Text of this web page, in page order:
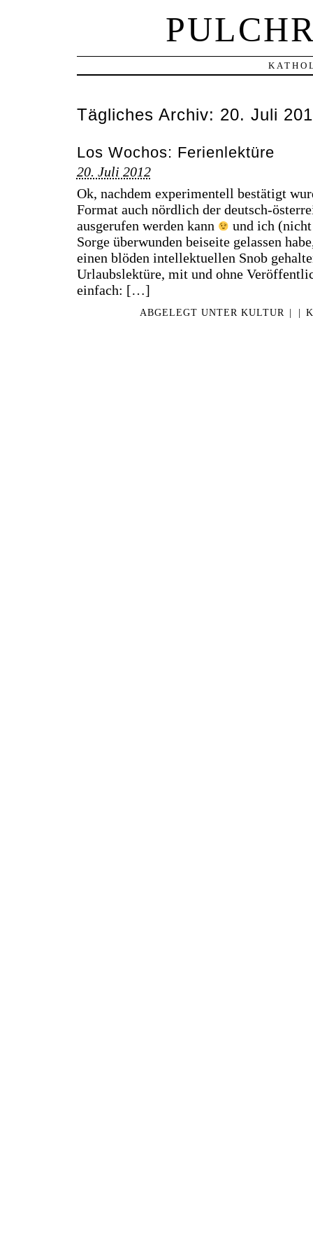
Tägliches Archiv: 20. Juli
Los Wochos: Ferienlektüre
20. Juli 2012
Ok, nachdem experimentell bestätigt
Format auch nördlich der deutsch-
ausgerufen werden kann
und ich
Sorge überwunden beiseite gelassen
einen blöden intellektuellen Snob
Urlaubslektüre, mit und ohne
einfach: […]
ABGELEGT UNTER KULTUR | |